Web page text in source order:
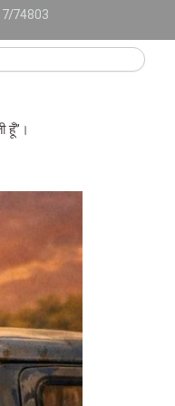
74803
हूँ”।